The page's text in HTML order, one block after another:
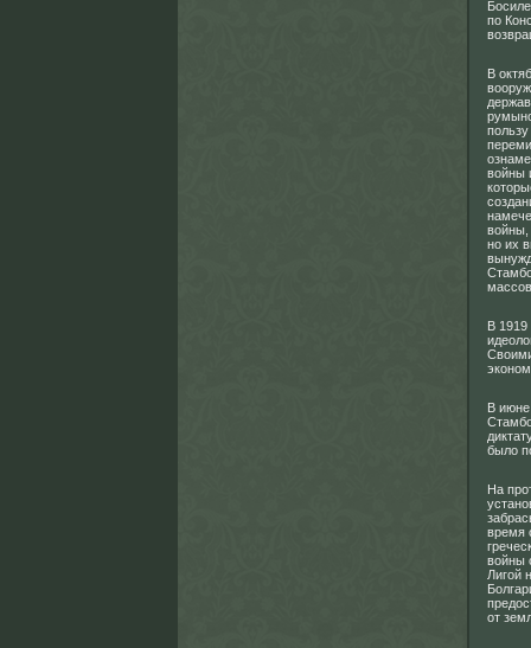
по
В
войны
войны,
но их
В 1919
В июне
было
На
время
войны
Лигой
от